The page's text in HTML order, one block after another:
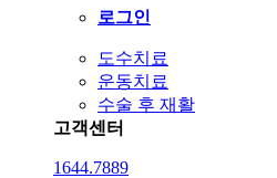
로그인
도수치료
운동치료
수술 후 재활
고객센터
1644.7889